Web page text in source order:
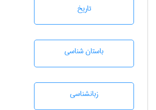
تاريخ
باستان شناسی
زبانشناسی